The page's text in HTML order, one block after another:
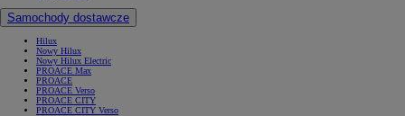
Samochody dostawcze
Hilux
Nowy Hilux
Nowy Hilux Electric
PROACE Max
PROACE
PROACE Verso
PROACE CITY
PROACE CITY Verso